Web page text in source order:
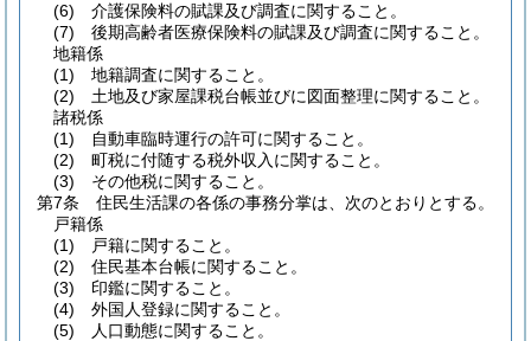
(6) 介護保険料の賦課及び調査に関すること。
(7) 後期高齢者医療保険料の賦課及び調査に関すること。
地籍係
(1) 地籍調査に関すること。
(2) 土地及び家屋課税台帳並びに図面整理に関すること。
諸税係
(1) 自動車臨時運行の許可に関すること。
(2) 町税に付随する税外収入に関すること。
(3) その他税に関すること。
第7条
住民生活課の各係の事務分掌は、次のとおりとする。
戸籍係
(1) 戸籍に関すること。
(2) 住民基本台帳に関すること。
(3) 印鑑に関すること。
(4) 外国人登録に関すること。
(5) 人口動態に関すること。